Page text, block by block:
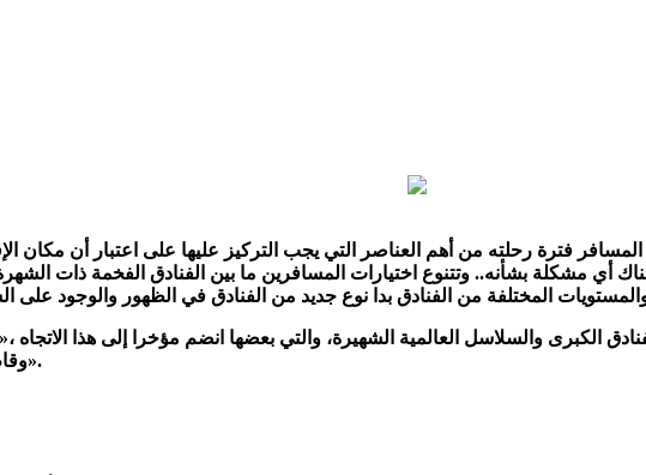
فترة رحلته من أهم العناصر التي يجب التركيز عليها على اعتبار أن مكان
أي مشكلة بشأنه.. وتتنوع اختيارات المسافرين ما بين الفنادق الفخمة ذات
وقام بافتتاح بعض الفروع التي تنتمي لـ«فنادق البوتيك».